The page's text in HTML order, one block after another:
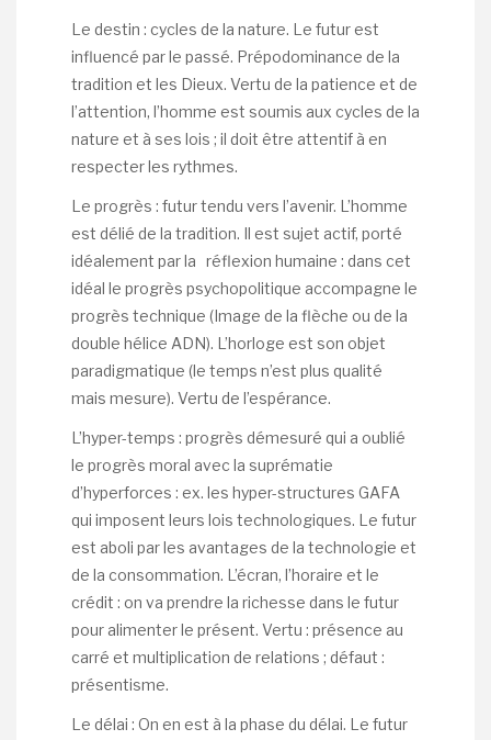
Le destin : cycles de la nature. Le futur est
influencé par le passé. Prépodominance de la
tradition et les Dieux. Vertu de la patience et de
l’attention, l’homme est soumis aux cycles de la
nature et à ses lois ; il doit être attentif à en
respecter les rythmes.
Le progrès : futur tendu vers l’avenir. L’homme
est délié de la tradition. Il est sujet actif, porté
idéalement par la réflexion humaine : dans cet
idéal le progrès psychopolitique accompagne le
progrès technique (Image de la flèche ou de la
double hélice ADN). L’horloge est son objet
paradigmatique (le temps n’est plus qualité
mais mesure). Vertu de l’espérance.
L’hyper-temps : progrès démesuré qui a oublié
le progrès moral avec la suprématie
d’hyperforces : ex. les hyper-structures GAFA
qui imposent leurs lois technologiques. Le futur
est aboli par les avantages de la technologie et
de la consommation. L’écran, l’horaire et le
crédit : on va prendre la richesse dans le futur
pour alimenter le présent. Vertu : présence au
carré et multiplication de relations ; défaut :
présentisme.
Le délai : On en est à la phase du délai. Le futur